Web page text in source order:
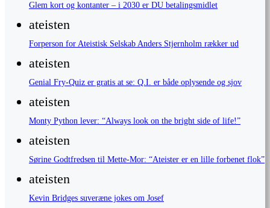
Glem kort og kontanter – i 2030 er DU betalingsmidlet
ateisten
Forperson for Ateistisk Selskab Anders Stjernholm rækker ud
ateisten
Genial Fry-Quiz er gratis at se: Q.I. er både oplysende og sjov
ateisten
Monty Python lever: “Always look on the bright side of life!”
ateisten
Sørine Godtfredsen til Mette-Mor: “Ateister er en lille forbenet flok”
ateisten
Kevin Bridges suveræne jokes om Josef